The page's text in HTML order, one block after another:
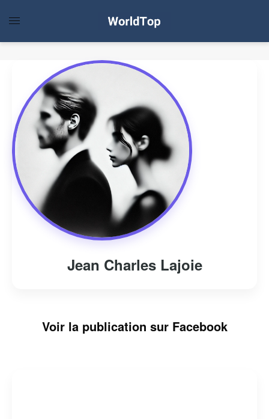
Jean Charles Lajoie
Voir la publication sur Facebook